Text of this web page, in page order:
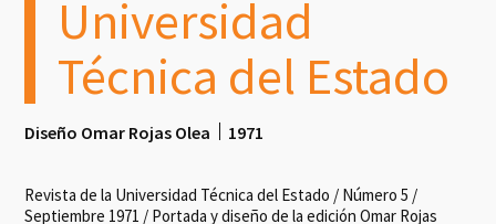
Universidad
Técnica del Estado
Diseño Omar Rojas Olea 1971
Revista de la Universidad Técnica del Estado / Número 5 /
Septiembre 1971 / Portada y diseño de la edición Omar Rojas